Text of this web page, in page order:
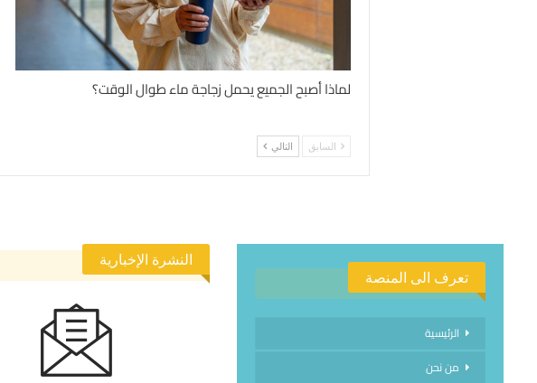
لماذا أصبح الجميع يحمل زجاجة ماء طوال الوقت؟
السابق التالي
تعرف الى المنصة
الرئيسية
من نحن
النشرة الإخبارية